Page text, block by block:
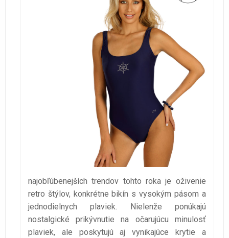
najobľúbenejších trendov tohto roka je oživenie
retro štýlov, konkrétne bikín s vysokým pásom a
jednodielnych plaviek. Nielenže ponúkajú
nostalgické prikývnutie na očarujúcu minulosť
plaviek, ale poskytujú aj vynikajúce krytie a